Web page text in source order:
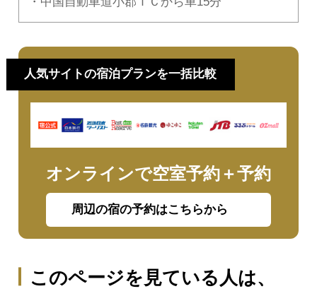
人気サイトの宿泊プランを一括比較
オンラインで空室予約＋予約
周辺の宿の予約はこちらから
このページを見ている人は、